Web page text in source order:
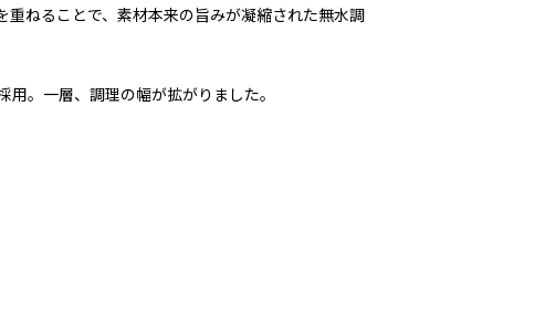
ねることで、素材本来の旨みが凝縮された無水調
。一層、調理の幅が拡がりました。